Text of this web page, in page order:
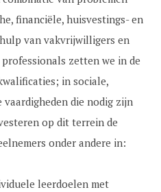
financiële, huisvestings- en
van vakvrijwilligers en
zetten we in de
in sociale,
vaardigheden die nodig zijn
op dit terrein de
onder andere in:
leerdoelen met